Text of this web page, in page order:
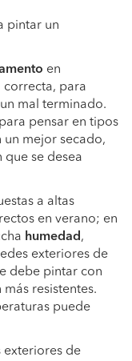
pintar un
en
correcta, para
mal terminado.
pensar en tipos
un mejor secado,
se desea
a altas
en verano; en
humedad,
exteriores de
debe pintar con
resistentes.
puede
exteriores de